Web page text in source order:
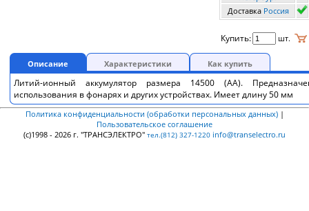
Доставка Россия
Купить: шт.
Описание Характеристики Как купить
Литий-ионный аккумулятор размера 14500 (AА).
использования в фонарях и других устройствах. Имеет длину 50 мм
Политика конфиденциальности (обработки персональных данных) |
Пользовательское соглашение
(c)1998 - 2026 г. "ТРАНСЭЛЕКТРО" тел.(812) 327-1220 info@transelectro.ru